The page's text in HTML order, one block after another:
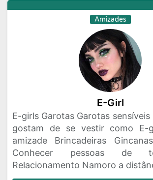
Amizades
E-Girl
E-girls Garotas Garotas sensíveis
gostam de se vestir como E-
amizade Brincadeiras
Conhecer pessoas de
Relacionamento Namoro a